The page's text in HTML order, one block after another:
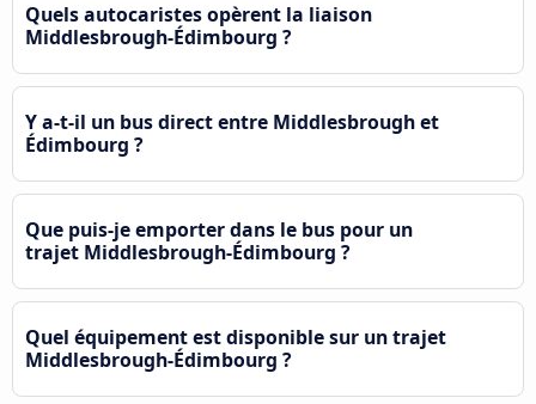
Quels autocaristes opèrent la liaison
Middlesbrough-Édimbourg ?
Y a-t-il un bus direct entre Middlesbrough et
Édimbourg ?
Que puis-je emporter dans le bus pour un
trajet Middlesbrough-Édimbourg ?
Quel équipement est disponible sur un trajet
Middlesbrough-Édimbourg ?